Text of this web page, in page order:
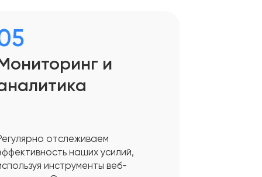
и
отслеживаем
наших усилий,
инструменты веб-